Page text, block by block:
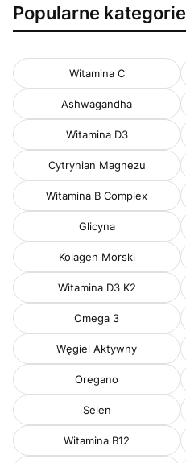
Popularne kategorie
Witamina C
Ashwagandha
Witamina D3
Cytrynian Magnezu
Witamina B Complex
Glicyna
Kolagen Morski
Witamina D3 K2
Omega 3
Węgiel Aktywny
Oregano
Selen
Witamina B12